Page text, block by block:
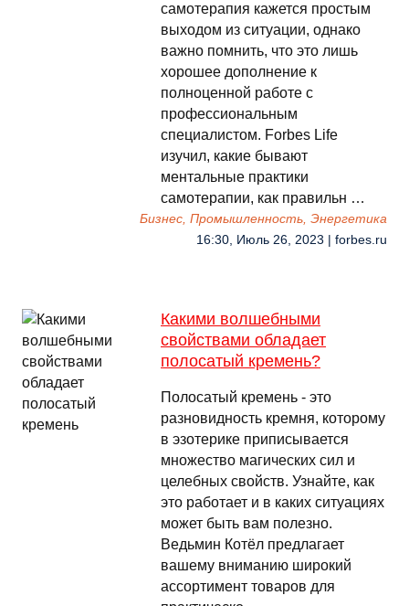
самотерапия кажется простым
выходом из ситуации, однако
важно помнить, что это лишь
хорошее дополнение к
полноценной работе с
профессиональным
специалистом. Forbes Life
изучил, какие бывают
ментальные практики
самотерапии, как правильн …
Бизнес, Промышленность, Энергетика
16:30, Июль 26, 2023 | forbes.ru
Какими волшебными
свойствами обладает
полосатый кремень?
Полосатый кремень - это
разновидность кремня, которому
в эзотерике приписывается
множество магических сил и
целебных свойств. Узнайте, как
это работает и в каких ситуациях
может быть вам полезно.
Ведьмин Котёл предлагает
вашему вниманию широкий
ассортимент товаров для